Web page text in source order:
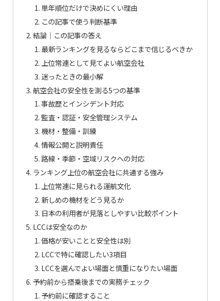
単年順位だけで決めにくい理由
この記事で使う判断基準
結論｜この記事の答え
最新ランキングを見るならどこまで信じるべきか
上位常連として見てよい航空会社
迷ったときの最小解
航空会社の安全性を測る5つの基準
事故歴とインシデント対応
監査・認証・安全管理システム
機材・整備・訓練
情報公開と説明責任
路線・季節・空域リスクへの対応
ランキング上位の航空会社に共通する強み
上位常連に見られる運航文化
新しめの機材をどう見るか
日本の利用者が見落としやすい比較ポイント
LCCは安全なのか
価格が安いことと安全性は別
LCCで特に確認したい3項目
LCCを選んでよい場面と慎重になりたい場面
予約前から搭乗後までの実務チェック
予約前に確認すること